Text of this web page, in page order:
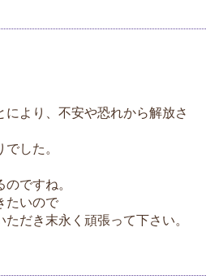
より、不安や恐れから解放さ
した。
ですね。
たいので
だき末永く頑張って下さい。